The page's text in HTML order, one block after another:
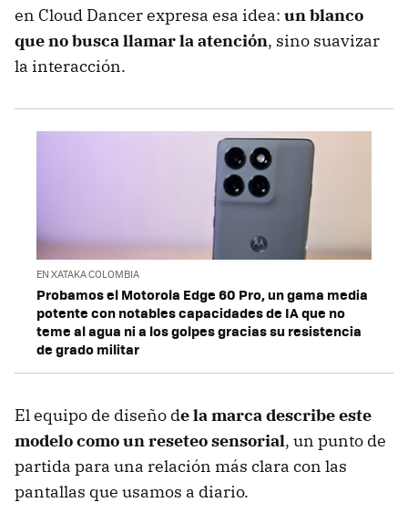
en Cloud Dancer expresa esa idea: un blanco
que no busca llamar la atención, sino suavizar
la interacción.
EN XATAKA COLOMBIA
Probamos el Motorola Edge 60 Pro, un gama media
potente con notables capacidades de IA que no
teme al agua ni a los golpes gracias su resistencia
de grado militar
El equipo de diseño de la marca describe este
modelo como un reseteo sensorial, un punto de
partida para una relación más clara con las
pantallas que usamos a diario.